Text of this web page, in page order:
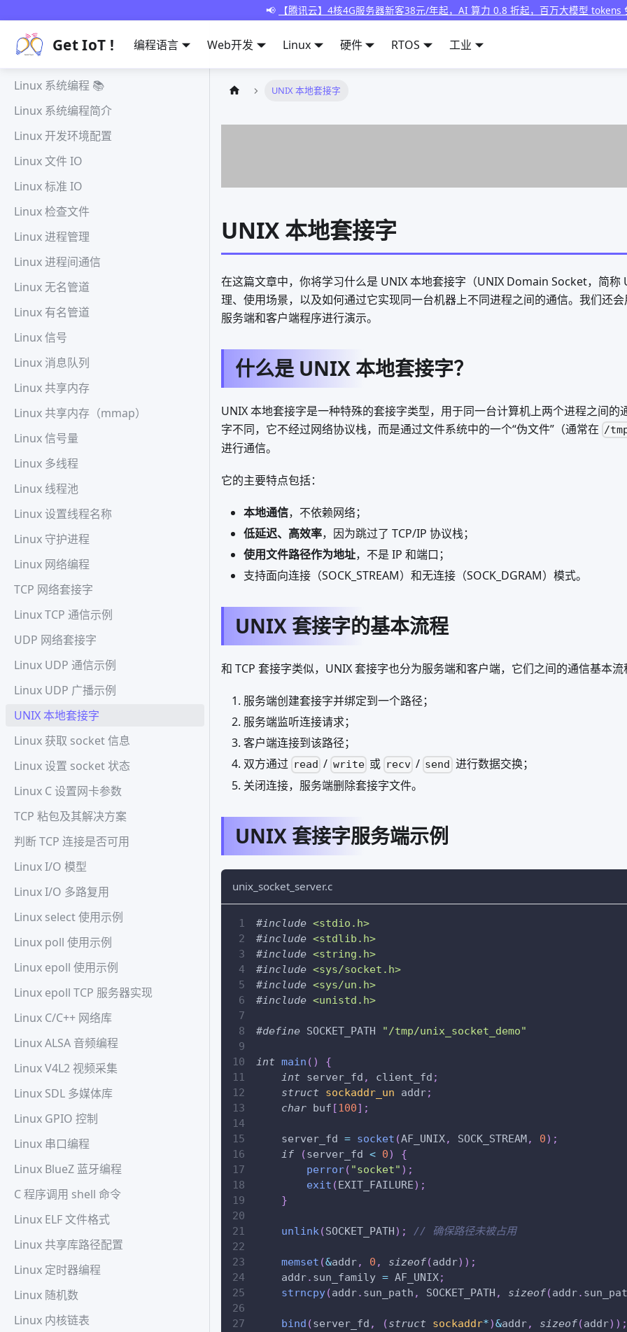
📢 【腾讯云】4核4G服务器新客38元/年起，AI 算力 0.8 折起，百万大模型 tokens
Get IoT ! 编程语言 Web开发 Linux 硬件 RTOS 工业
Linux 系统编程 📚
Linux 系统编程简介
Linux 开发环境配置
Linux 文件 IO
Linux 标准 IO
Linux 检查文件
Linux 进程管理
Linux 进程间通信
Linux 无名管道
Linux 有名管道
Linux 信号
Linux 消息队列
Linux 共享内存
Linux 共享内存（mmap）
Linux 信号量
Linux 多线程
Linux 线程池
Linux 设置线程名称
Linux 守护进程
Linux 网络编程
TCP 网络套接字
Linux TCP 通信示例
UDP 网络套接字
Linux UDP 通信示例
Linux UDP 广播示例
UNIX 本地套接字
Linux 获取 socket 信息
Linux 设置 socket 状态
Linux C 设置网卡参数
TCP 粘包及其解决方案
判断 TCP 连接是否可用
Linux I/O 模型
Linux I/O 多路复用
Linux select 使用示例
Linux poll 使用示例
Linux epoll 使用示例
Linux epoll TCP 服务器实现
Linux C/C++ 网络库
Linux ALSA 音频编程
Linux V4L2 视频采集
Linux SDL 多媒体库
Linux GPIO 控制
Linux 串口编程
Linux BlueZ 蓝牙编程
C 程序调用 shell 命令
Linux ELF 文件格式
Linux 共享库路径配置
Linux 定时器编程
Linux 随机数
Linux 内核链表
UNIX 本地套接字
UNIX 本地套接字
在这篇文章中，你将学习什么是 UNIX 本地套接字（UNIX Domain Socket，简称
理、使用场景，以及如何通过它实现同一台机器上不同进程之间的通信。我们还
服务端和客户端程序进行演示。
什么是 UNIX 本地套接字？
UNIX 本地套接字是一种特殊的套接字类型，用于同一台计算机上两个进程之间的
字不同，它不经过网络协议栈，而是通过文件系统中的一个“伪文件”（通常在 /
进行通信。
它的主要特点包括：
本地通信，不依赖网络；
低延迟、高效率，因为跳过了 TCP/IP 协议栈；
使用文件路径作为地址，不是 IP 和端口；
支持面向连接（SOCK_STREAM）和无连接（SOCK_DGRAM）模式。
UNIX 套接字的基本流程
和 TCP 套接字类似，UNIX 套接字也分为服务端和客户端，它们之间的通信基本流
服务端创建套接字并绑定到一个路径；
服务端监听连接请求；
客户端连接到该路径；
双方通过 read / write 或 recv / send 进行数据交换；
关闭连接，服务端删除套接字文件。
UNIX 套接字服务端示例
unix_socket_server.c
#include <stdio.h>
#include <stdlib.h>
#include <string.h>
#include <sys/socket.h>
#include <sys/un.h>
#include <unistd.h>
#define SOCKET_PATH "/tmp/unix_socket_demo"
int main ( )
{
int server_fd , client_fd ;
struct
sockaddr_un addr;
char buf [100] ;
    server_fd
= socket (AF_UNIX, SOCK_STREAM , 0) ;
if
(server_fd < 0)
{
perror( "socket" ) ;
exit ( EXIT_FAILURE) ;
}
unlink(SOCKET_PATH ) ; // 确保路径未被占用
memset (&addr, 0 , sizeof(addr) ) ;
    addr
. sun_family = AF_UNIX;
strncpy(addr. sun_path , SOCKET_PATH , sizeof(addr.
bind (server_fd , (struct sockaddr*)&addr, sizeof(addr) ) ;